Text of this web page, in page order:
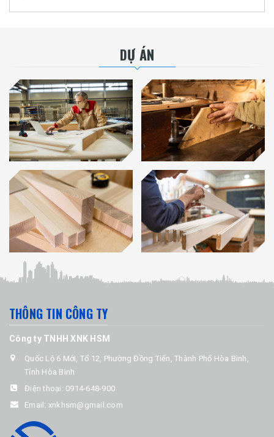
DỰ ÁN
THÔNG TIN CÔNG TY
Công ty TNHH XNK HSM
Quốc Lộ 6 Mới, Tổ 12, Phường Đồng Tiến, Thành Phố Hòa Bình,
Tỉnh Hòa Bình
Điện thoại: 0914-648-900
Email: xnkhsm@gmail.com